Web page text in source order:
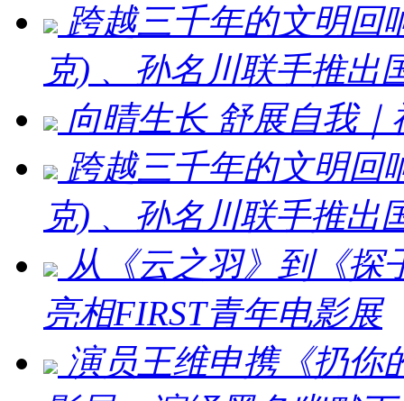
跨越三千年的文明回
克) 、孙名川联手推出
向晴生长 舒展自我
跨越三千年的文明回
克) 、孙名川联手推出
从《云之羽》到《探
亮相FIRST青年电影展
演员王维申携《扔你